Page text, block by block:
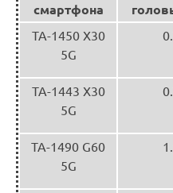
смартфона
TA-1450 X30
5G
TA-1443 X30
5G
TA-1490 G60
5G